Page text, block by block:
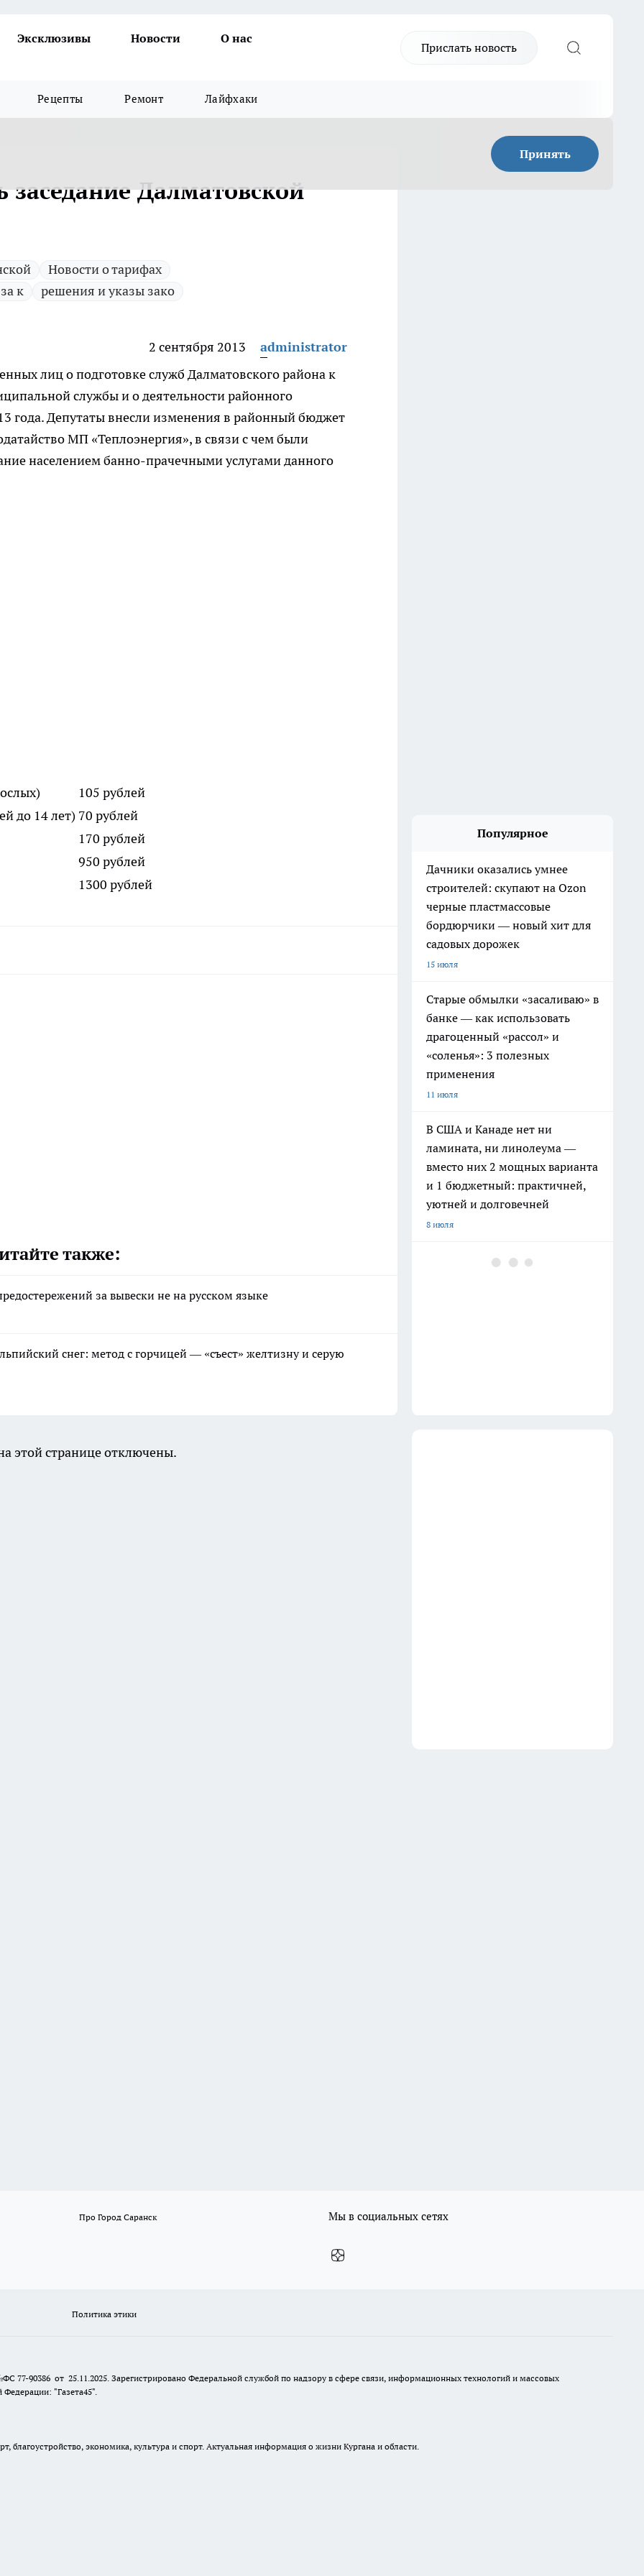
Эксклюзивы Новости О нас
Прислать новость
Рецепты Ремонт Лайфхаки
Принять
заседание Далматовской
Новости о тарифах
к
решения и указы зако
2 сентября 2013
administrator
лиц о подготовке служб Далматовского района к
службы и о деятельности районного
года.Депутаты внесли изменения в районный бюджет
МП «Теплоэнергия», в связи с чем были
населением банно-прачечными услугами данного
105 рублей
до 14 лет) 70 рублей
170 рублей
950 рублей
1300 рублей
также:
за вывески не на русском языке
снег: метод с горчицей — «съест» желтизну и серую
Популярное
Дачники оказались умнее
строителей: скупают на Ozon
черные пластмассовые
бордюрчики — новый хит для
садовых дорожек
15 июля
Старые обмылки «засаливаю» в
банке — как использовать
драгоценный «рассол» и
«соленья»: 3 полезных
применения
11 июля
В США и Канаде нет ни
ламината, ни линолеума —
вместо них 2 мощных варианта
и 1 бюджетный: практичней,
уютней и долговечней
8 июля
Рукастые умники скупают на
этой странице отключены.
Про Город Саранск Мы в социальных сетях
Политика этики
77-90386 от 25.11.2025. Зарегистрировано Федеральной службой по надзору в сфере связи, информационных технологий и массовых
"Газета45".
экономика, культура и спорт. Актуальная информация о жизни Кургана и области.